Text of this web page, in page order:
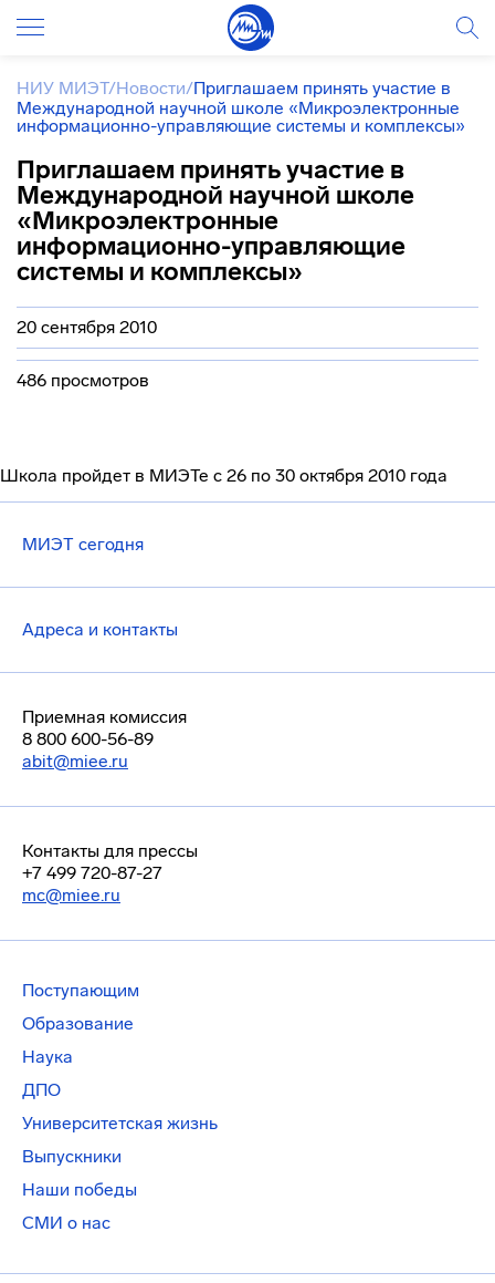
НИУ МИЭТ/Новости/Приглашаем принять участие в
Международной научной школе «Микроэлектронные
информационно-управляющие системы и комплексы»
Приглашаем принять участие в
Международной научной школе
«Микроэлектронные
информационно-управляющие
системы и комплексы»
20 сентября 2010
486 просмотров
Школа пройдет в МИЭТе с 26 по 30 октября 2010 года
МИЭТ сегодня
Адреса и контакты
Приемная комиссия
8 800 600-56-89
abit@miee.ru
Контакты для прессы
+7 499 720-87-27
mc@miee.ru
Поступающим
Образование
Наука
ДПО
Университетская жизнь
Выпускники
Наши победы
СМИ о нас